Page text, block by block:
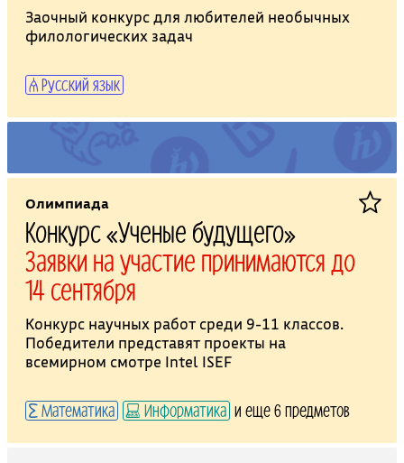
Заочный конкурс для любителей необычных
филологических задач
Русский язык
Олимпиада
Конкурс «Ученые будущего»
Заявки на участие принимаются до
14 сентября
Конкурс научных работ среди 9-11 классов.
Победители представят проекты на
всемирном смотре Intel ISEF
Математика Информатика и еще 6 предметов